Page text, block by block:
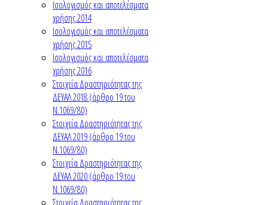
Ισολογισμός και αποτελέσματα
χρήσης 2014
Ισολογισμός και αποτελέσματα
χρήσης 2015
Ισολογισμός και αποτελέσματα
χρήσης 2016
Στοιχεία Δραστηριότητας της
ΔΕΥΑΛ 2018 (άρθρο 19 του
Ν.1069/80)
Στοιχεία Δραστηριότητας της
ΔΕΥΑΛ 2019 (άρθρο 19 του
Ν.1069/80)
Στοιχεία Δραστηριότητας της
ΔΕΥΑΛ 2020 (άρθρο 19 του
Ν.1069/80)